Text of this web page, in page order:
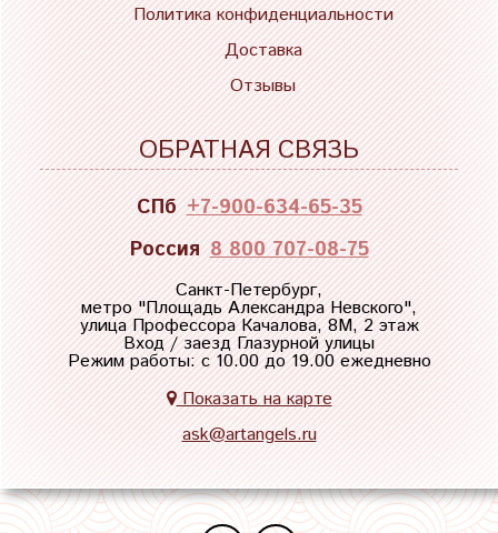
Политика конфиденциальности
Доставка
Отзывы
ОБРАТНАЯ СВЯЗЬ
СПб +7-900-634-65-35
Россия 8 800 707-08-75
Санкт-Петербург,
метро "Площадь Александра Невского",
улица Профессора Качалова, 8М, 2 этаж
Вход / заезд Глазурной улицы
Режим работы: с 10.00 до 19.00 ежедневно
Показать на карте
ask@artangels.ru